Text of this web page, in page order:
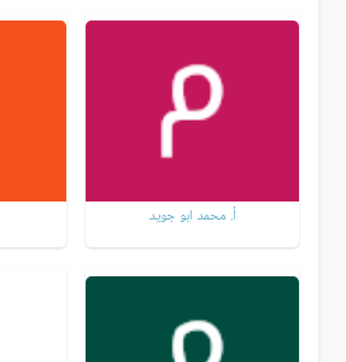
أ. محمد ابو جويد